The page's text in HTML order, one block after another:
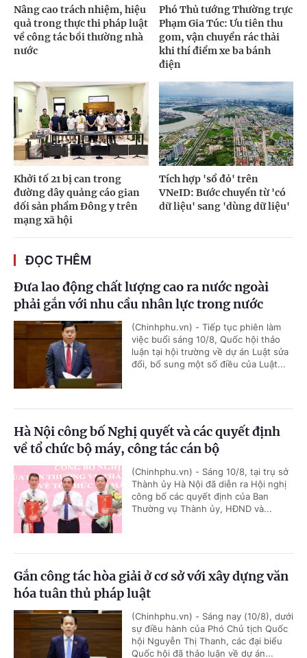
Nâng cao trách nhiệm, hiệu
quả trong thực thi pháp luật
về công tác bồi thường nhà
nước
Phó Thủ tướng Thường trực
Phạm Gia Túc: Ưu tiên thu
gom, vận chuyển rác thải
khi thí điểm xe ba bánh
điện
Khởi tố 21 bị can trong
đường dây quảng cáo gian
dối sản phẩm Đông y trên
mạng xã hội
Tích hợp 'sổ đỏ' trên
VNeID: Bước chuyển từ 'có
dữ liệu' sang 'dùng dữ liệu'
ĐỌC THÊM
Đưa lao động chất lượng cao ra nước ngoài
phải gắn với nhu cầu nhân lực trong nước
(Chinhphu.vn) - Tiếp tục phiên làm
việc buổi sáng 10/8, Quốc hội thảo
luận tại hội trường về dự án Luật sửa
đổi, bổ sung một số điều của Luật...
Hà Nội công bố Nghị quyết và các quyết định
về tổ chức bộ máy, công tác cán bộ
(Chinhphu.vn) - Sáng 10/8, tại trụ sở
Thành ủy Hà Nội đã diễn ra Hội nghị
công bố các quyết định của Ban
Thường vụ Thành ủy, HĐND và...
Gắn công tác hòa giải ở cơ sở với xây dựng văn
hóa tuân thủ pháp luật
(Chinhphu.vn) - Sáng nay (10/8), dưới
sự điều hành của Phó Chủ tịch Quốc
hội Nguyễn Thị Thanh, các đại biểu
Quốc hội đã thảo luận về dự án...